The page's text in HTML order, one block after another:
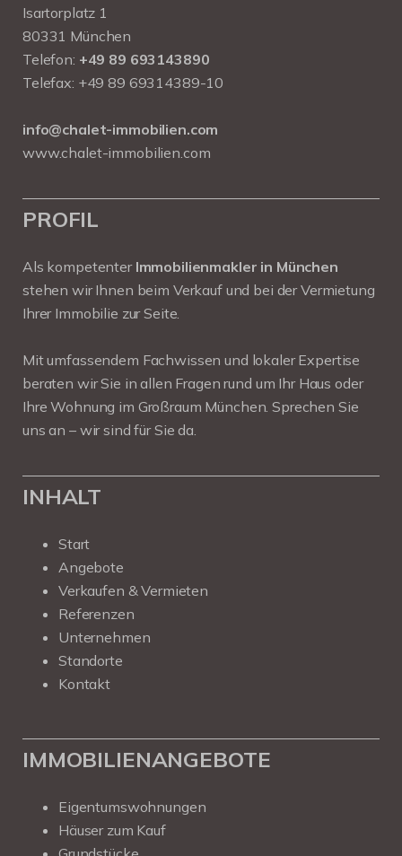
Isartorplatz 1
80331 München
Telefon: +49 89 693143890
Telefax: +49 89 69314389-10
info@chalet-immobilien.com
www.chalet-immobilien.com
PROFIL
Als kompetenter Immobilienmakler in München
stehen wir Ihnen beim Verkauf und bei der Vermietung
Ihrer Immobilie zur Seite.
Mit umfassendem Fachwissen und lokaler Expertise
beraten wir Sie in allen Fragen rund um Ihr Haus oder
Ihre Wohnung im Großraum München. Sprechen Sie
uns an – wir sind für Sie da.
INHALT
Start
Angebote
Verkaufen & Vermieten
Referenzen
Unternehmen
Standorte
Kontakt
IMMOBILIENANGEBOTE
Eigentumswohnungen
Häuser zum Kauf